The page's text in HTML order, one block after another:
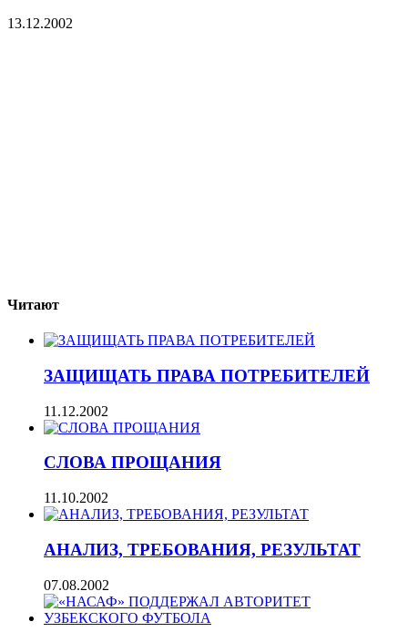
13.12.2002
Читают
ЗАЩИЩАТЬ ПРАВА ПОТРЕБИТЕЛЕЙ
11.12.2002
СЛОВА ПРОЩАНИЯ
11.10.2002
АНАЛИЗ, ТРЕБОВАНИЯ, РЕЗУЛЬТАТ
07.08.2002